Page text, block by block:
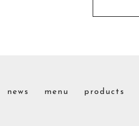
news menu products